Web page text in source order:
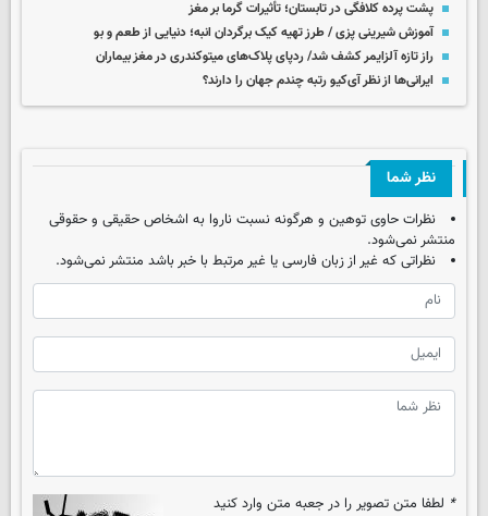
پشت پرده کلافگی در تابستان؛ تأثیرات گرما بر مغز
آموزش شیرینی پزی / طرز تهیه کیک برگردان انبه؛ دنیایی از طعم و بو
راز تازه آلزایمر کشف شد/ ردپای پلاک‌های میتوکندری در مغز بیماران
ایرانی‌ها از نظر آی‌کیو رتبه چندم جهان را دارند؟
نظر شما
نظرات حاوی توهین و هرگونه نسبت ناروا به اشخاص حقیقی و حقوقی
منتشر نمی‌شود.
نظراتی که غیر از زبان فارسی یا غیر مرتبط با خبر باشد منتشر نمی‌شود.
* لطفا متن تصویر را در جعبه متن وارد کنید